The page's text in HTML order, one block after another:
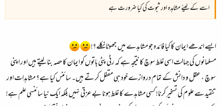
اسے کے لیئے مشاہدہ اور ثبوت کی کیا ضرورت ہے
ایسے اندھے ایمان کا کیا فائدہ جو مشاہدے میں جھوٹا نکلے؟!
مسلمانوں کی جہالت اسی غلط سوچ کا نتیجہ ہے کہ رٹی پٹی باتوں کو ایمان کا حصہ بنا لیتے ہیں اور اپنی
سوچ ، عقل و دانش کے تمام دروازے خود ہی مقفل کر تے ہیں۔ سائنس کیا ہے؟ مشاہدات اور
تنقید سے علوم کی تسخیر کرنا! کسی مشاہدے کا غلط ہونا بے عزتی نہیں بلکہ ایک نیا سائنسی علم ہے!